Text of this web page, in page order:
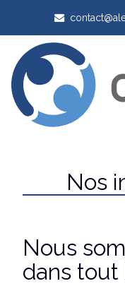
Nos
Nous
dans tout